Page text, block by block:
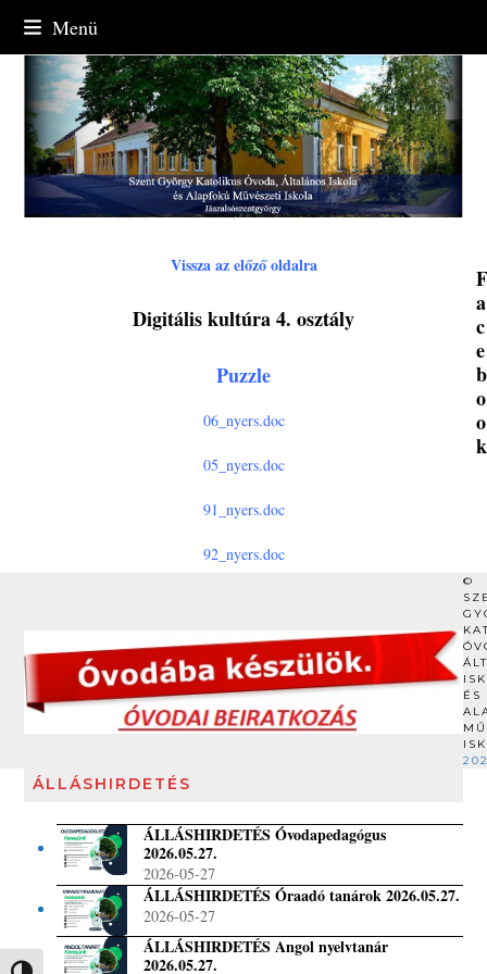
content
Menü
Vissza az előző oldalra
Digitális kultúra 4. osztály
Puzzle
06_nyers.doc
05_nyers.doc
91_nyers.doc
92_nyers.doc
ÁLLÁSHIRDETÉS
ÁLLÁSHIRDETÉS Óvodapedagógus
2026.05.27.
2026-05-27
ÁLLÁSHIRDETÉS Óraadó tanárok 2026.05.27.
2026-05-27
ÁLLÁSHIRDETÉS Angol nyelvtanár
2026.05.27.
a
c
e
b
o
o
k
©
ÉS